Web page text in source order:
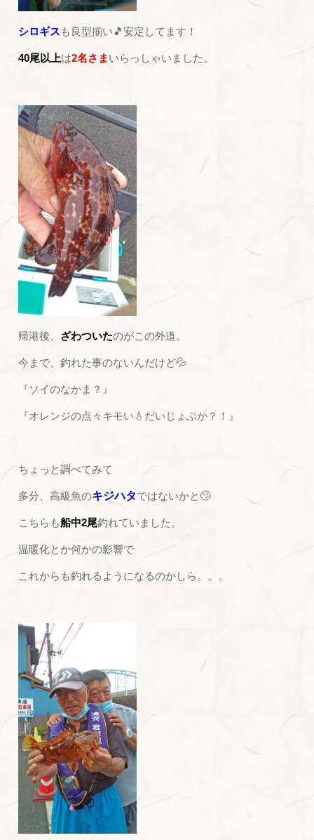
シロギス も良型揃い🎵安定してます！
40尾以上は2名さま いらっしゃいました。
帰港後、 ざわついたのがこの外道。
今まで、釣れた事のないんだけど💦
『ソイのなかま？』
『オレンジの点々キモい💧だいじょぶか？！』
ちょっと調べてみて
多分、高級魚のキジハタではないかと🙄
こちらも船中2尾釣れていました。
温暖化とか何かの影響で
これからも釣れるようになるのかしら。。。